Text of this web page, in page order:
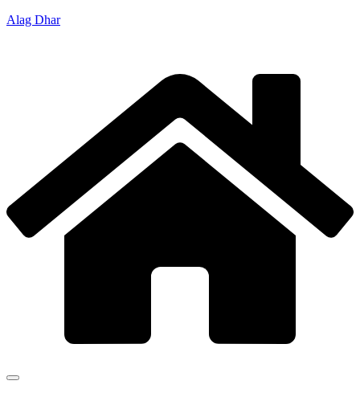
Alag Dhar